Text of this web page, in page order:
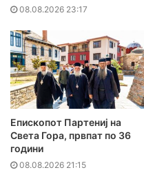
08.08.2026 23:17
Епископот Партениј на
Света Гора, првпат по 36
години
08.08.2026 21:15